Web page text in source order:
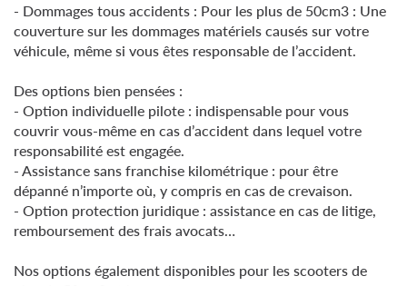
- Dommages tous accidents : Pour les plus de 50cm3 : Une
couverture sur les dommages matériels causés sur votre
véhicule, même si vous êtes responsable de l’accident.
Des options bien pensées :
- Option individuelle pilote : indispensable pour vous
couvrir vous-même en cas d’accident dans lequel votre
responsabilité est engagée.
- Assistance sans franchise kilométrique : pour être
dépanné n’importe où, y compris en cas de crevaison.
- Option protection juridique : assistance en cas de litige,
remboursement des frais avocats…
Nos options également disponibles pour les scooters de